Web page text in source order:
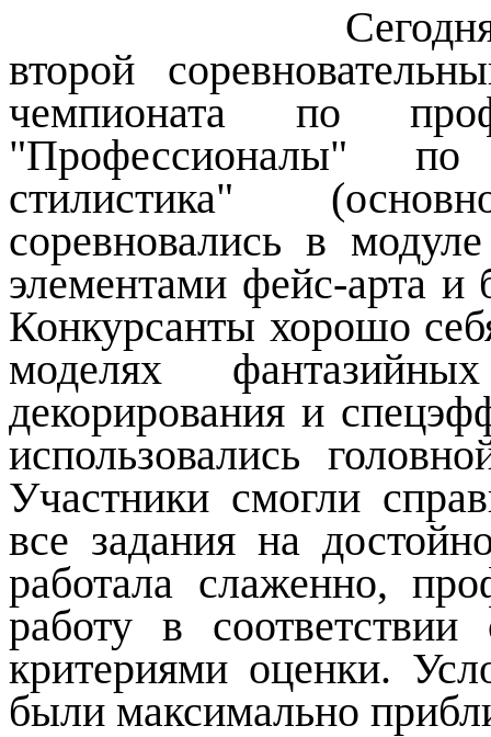
второй
чемпионата по
"Профессионалы"
стилистика"
соревновались в
элементами фейс-арта и
Конкурсанты хорошо
моделях
декорирования и
использовались
Участники смогли
все задания на
работала слаженно,
работу в
критериями оценки.
были максимально